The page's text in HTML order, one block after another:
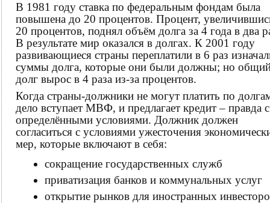
В 1981 году ставка по федеральным фондам была
повышена до 20 процентов. Процент,
20 процентов, поднял объём долга за 4 года в два
В результате мир оказался в долгах. К 2001 году
развивающиеся страны переплатили в 6 раз
суммы долга, которые они были должны; но
долг вырос в 4 раза из-за процентов.
Когда страны-должники не могут платить по
дело вступает МВФ, и предлагает кредит – правда с
определёнными условиями. Должник должен
согласиться с условиями ужесточения
мер, которые включают в себя:
сокращение государственных служб
приватизация банков и коммунальных услуг
открытие рынков для иностранных